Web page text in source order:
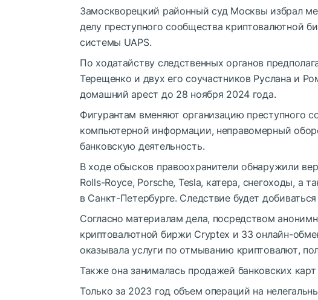
Замоскворецкий районный суд Москвы избрал
делу преступного сообщества криптовалютной
системы UAPS.
По ходатайству следственных органов
Терещенко и двух его соучастников Руслана и
домашний арест до 28 ноября 2024 года.
Фигурантам вменяют организацию преступного
компьютерной информации, неправомерный
банковскую деятельность.
В ходе обысков правоохранители обнаружили
Rolls-Royce, Porsche, Tesla, катера, снегоходы, а
в Санкт-Петербурге. Следствие будет
Согласно материалам дела, посредством
криптовалютной биржи Cryptex и 33 онлайн-
оказывала услуги по отмыванию криптовалют,
Также она занималась продажей банковских
Только за 2023 год объем операций на